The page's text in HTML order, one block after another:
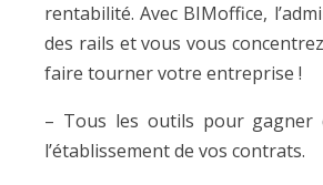
rentabilité. Avec BIMoffice,
des rails et vous vous
faire tourner votre entreprise !
– Tous les outils pour gagner
l’établissement de vos contrats.